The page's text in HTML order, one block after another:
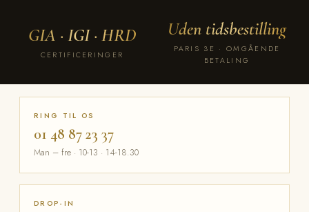
GIA · IGI · HRD
CERTIFICERINGER
Uden tidsbestilling
PARIS 3E · OMGÅENDE
BETALING
RING TIL OS
01 48 87 23 37
Man – fre · 10-13 · 14-18.30
DROP-IN